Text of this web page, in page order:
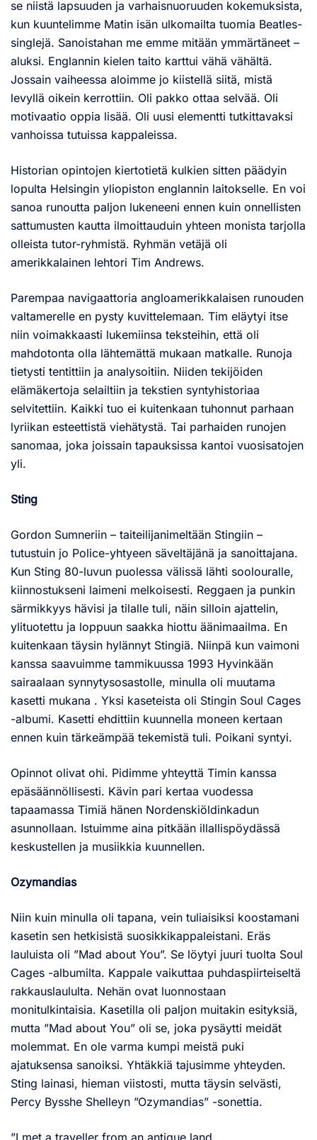
se niistä lapsuuden ja varhaisnuoruuden kokemuksista,
kun kuuntelimme Matin isän ulkomailta tuomia Beatles-
singlejä. Sanoistahan me emme mitään ymmärtäneet –
aluksi. Englannin kielen taito karttui vähä vähältä.
Jossain vaiheessa aloimme jo kiistellä siitä, mistä
levyllä oikein kerrottiin. Oli pakko ottaa selvää. Oli
motivaatio oppia lisää. Oli uusi elementti tutkittavaksi
vanhoissa tutuissa kappaleissa.
Historian opintojen kiertotietä kulkien sitten päädyin
lopulta Helsingin yliopiston englannin laitokselle. En voi
sanoa runoutta paljon lukeneeni ennen kuin onnellisten
sattumusten kautta ilmoittauduin yhteen monista tarjolla
olleista tutor-ryhmistä. Ryhmän vetäjä oli
amerikkalainen lehtori Tim Andrews.
Parempaa navigaattoria angloamerikkalaisen runouden
valtamerelle en pysty kuvittelemaan. Tim eläytyi itse
niin voimakkaasti lukemiinsa teksteihin, että oli
mahdotonta olla lähtemättä mukaan matkalle. Runoja
tietysti tentittiin ja analysoitiin. Niiden tekijöiden
elämäkertoja selailtiin ja tekstien syntyhistoriaa
selvitettiin. Kaikki tuo ei kuitenkaan tuhonnut parhaan
lyriikan esteettistä viehätystä. Tai parhaiden runojen
sanomaa, joka joissain tapauksissa kantoi vuosisatojen
yli.
Sting
Gordon Sumneriin – taiteilijanimeltään Stingiin –
tutustuin jo Police-yhtyeen säveltäjänä ja sanoittajana.
Kun Sting 80-luvun puolessa välissä lähti soolouralle,
kiinnostukseni laimeni melkoisesti. Reggaen ja punkin
särmikkyys hävisi ja tilalle tuli, näin silloin ajattelin,
ylituotettu ja loppuun saakka hiottu äänimaailma. En
kuitenkaan täysin hylännyt Stingiä. Niinpä kun vaimoni
kanssa saavuimme tammikuussa 1993 Hyvinkään
sairaalaan synnytysosastolle, minulla oli muutama
kasetti mukana . Yksi kaseteista oli Stingin Soul Cages
-albumi. Kasetti ehdittiin kuunnella moneen kertaan
ennen kuin tärkeämpää tekemistä tuli. Poikani syntyi.
Opinnot olivat ohi. Pidimme yhteyttä Timin kanssa
epäsäännöllisesti. Kävin pari kertaa vuodessa
tapaamassa Timiä hänen Nordenskiöldinkadun
asunnollaan. Istuimme aina pitkään illallispöydässä
keskustellen ja musiikkia kuunnellen.
Ozymandias
Niin kuin minulla oli tapana, vein tuliaisiksi koostamani
kasetin sen hetkisistä suosikkikappaleistani. Eräs
lauluista oli ”Mad about You”. Se löytyi juuri tuolta Soul
Cages -albumilta. Kappale vaikuttaa puhdaspiirteiseltä
rakkauslaululta. Nehän ovat luonnostaan
monitulkintaisia. Kasetilla oli paljon muitakin esityksiä,
mutta ”Mad about You” oli se, joka pysäytti meidät
molemmat. En ole varma kumpi meistä puki
ajatuksensa sanoiksi. Yhtäkkiä tajusimme yhteyden.
Sting lainasi, hieman viistosti, mutta täysin selvästi,
Percy Bysshe Shelleyn ”Ozymandias” -sonettia.